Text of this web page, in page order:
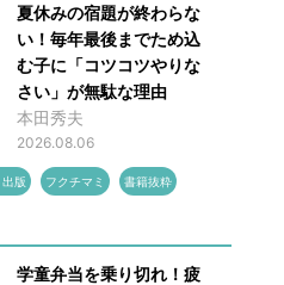
夏休みの宿題が終わらな
い！毎年最後までため込
む子に「コツコツやりな
さい」が無駄な理由
本田秀夫
2026.08.06
版 フクチマミ 書籍抜粋
学童弁当を乗り切れ！疲